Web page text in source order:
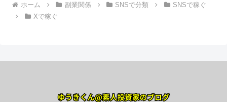
ホーム 副業関係 SNSで分類
SNSで稼ぐ
Xで稼ぐ